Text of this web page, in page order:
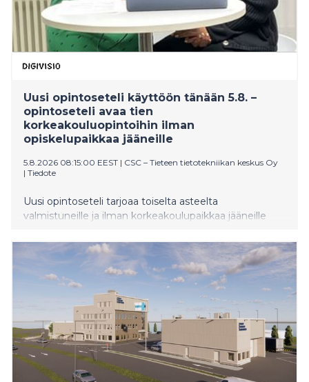
Uusi opintoseteli käyttöön tänään 5.8. –
opintoseteli avaa tien
korkeakouluopintoihin ilman
opiskelupaikkaa jääneille
5.8.2026 08:15:00 EEST | CSC – Tieteen tietotekniikan keskus Oy
| Tiedote
Uusi opintoseteli tarjoaa toiselta asteelta
valmistuneille ja ilman korkeakoulupaikkaa jääneille
avoimia korkeakouluopintoja täysin maksutta. Opetus-
ja kulttuuriministeriön kolmivuotisen kokeilun
tavoitteena on madaltaa kynnystä tutustua
korkeakouluopiskeluun ja tukea nuoria oman
opintopolun löytämisessä. Digivisio 2030 -hanke
toteutti OKM:n toimeksiannosta Opintosetelin
digitaalisen ratkaisun suomalaisten korkeakoulujen
yhteiseen Opin.fi-palveluun.